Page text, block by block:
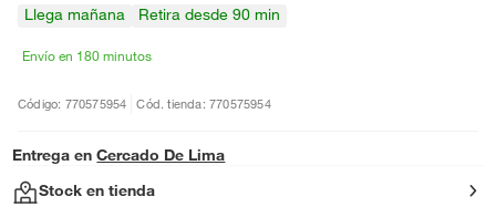
Llega mañana Retira desde 90 min
Envío en 180 minutos
Código: 770575954 Cód. tienda: 770575954
Entrega en Cercado De Lima
Stock en tienda